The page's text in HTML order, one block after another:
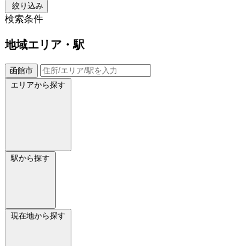
絞り込み
検索条件
地域エリア・駅
函館市
エリアから探す
駅から探す
現在地から探す